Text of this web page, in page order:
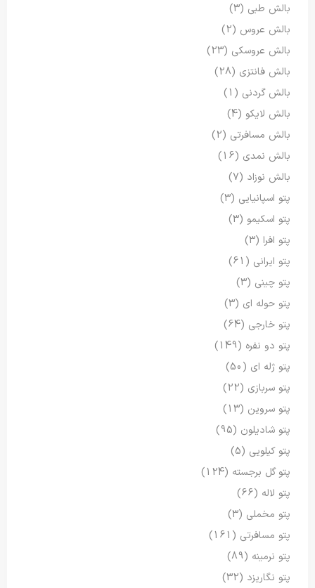
بالش طبی (3)
بالش عروس (2)
بالش عروسکی (23)
بالش فانتزی (28)
بالش گردنی (1)
بالش لایکو (4)
بالش مسافرتی (2)
بالش نمدی (16)
بالش نوزاد (7)
پتو اسپانیایی (3)
پتو اسکیمو (3)
پتو افرا (3)
پتو ایرانی (61)
پتو چینی (3)
پتو حوله ای (3)
پتو خارجی (64)
پتو دو نفره (149)
پتو ژله ای (50)
پتو سربازی (22)
پتو سروین (13)
پتو شادیلون (95)
پتو کیلویی (5)
پتو گل برجسته (124)
پتو لاله (66)
پتو مخملی (3)
پتو مسافرتی (161)
پتو نرمینه (89)
پتو نگاریزد (32)